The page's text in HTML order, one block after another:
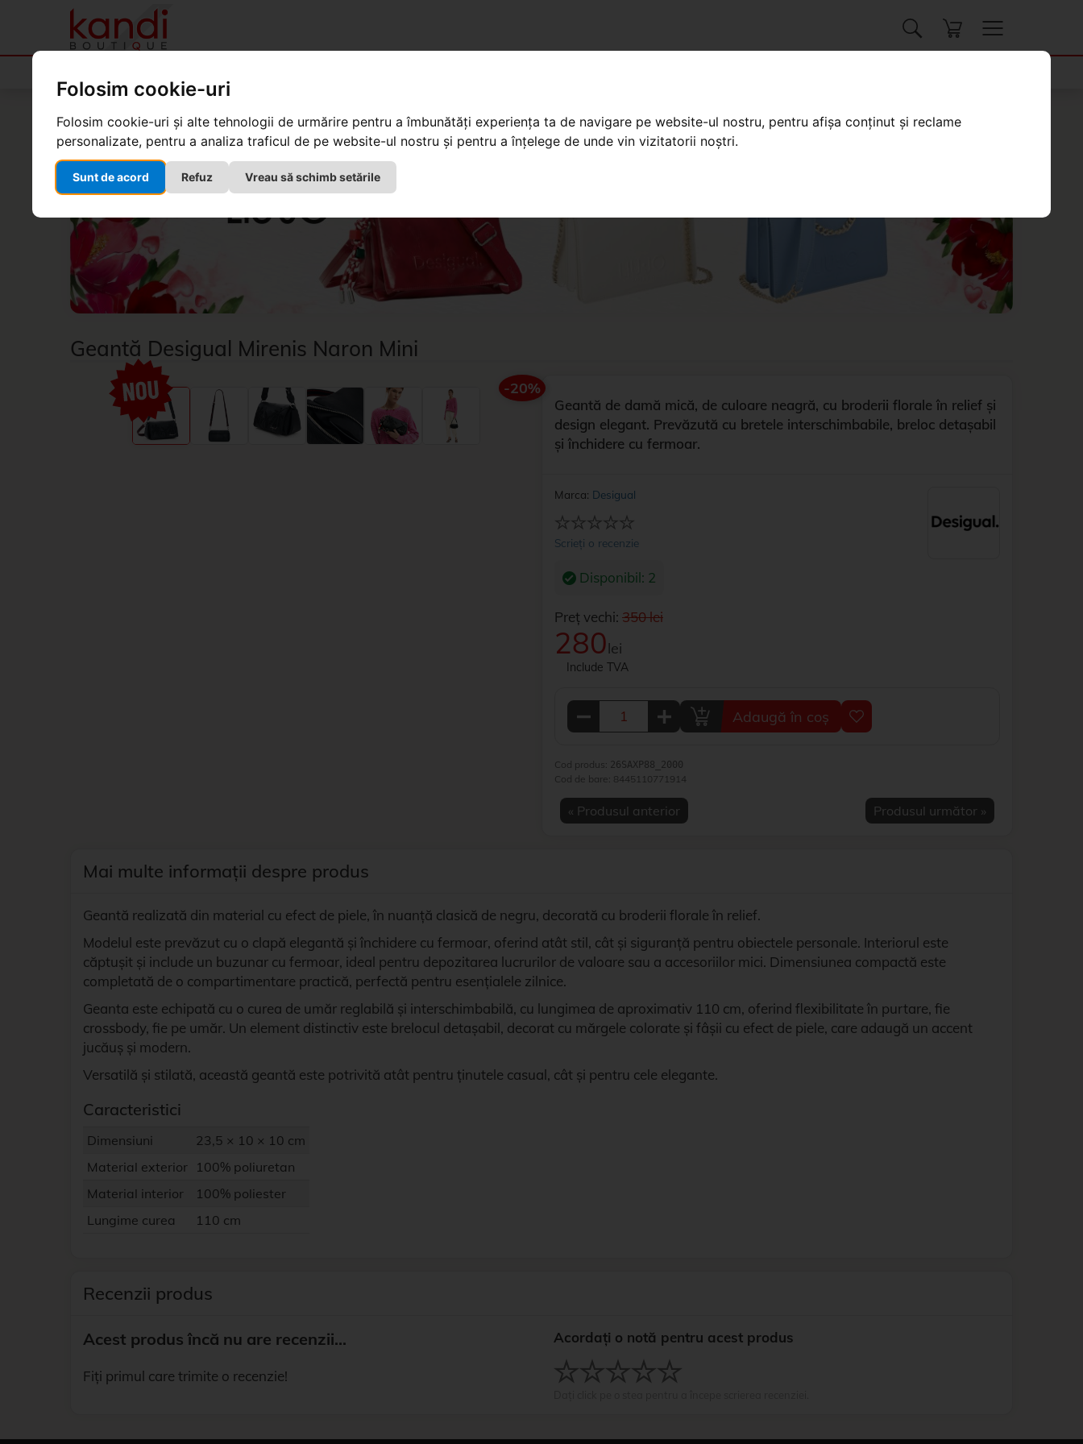
Folosim cookie-uri
Folosim cookie-uri și alte tehnologii de urmărire pentru a îmbunătăți experiența ta de navigare pe website-ul nostru, pentru afișa conținut și reclame
personalizate, pentru a analiza traficul de pe website-ul nostru și pentru a înțelege de unde vin vizitatorii noștri.
Sunt de acord Refuz Vreau să schimb setările
Kandi Boutique Produse
Geantă Desigual Mirenis Naron Mini
-20%
Geantă de damă mică, de culoare neagră, cu broderii florale în relief și
design elegant. Prevăzută cu bretele interschimbabile, breloc detașabil
și închidere cu fermoar.
Marca: Desigual
Scrieți o recenzie
Disponibil: 2
Preț vechi: 350 lei
280lei
Include TVA
Adaugă în coș
Cod produs: 26SAXP88_2000
Cod de bare: 8445110771914
« Produsul anterior Produsul următor »
Mai multe informații despre produs
Geantă realizată din material cu efect de piele, în nuanță clasică de negru, decorată cu broderii florale în relief.
Modelul este prevăzut cu o clapă elegantă și închidere cu fermoar, oferind atât stil, cât și siguranță pentru obiectele personale. Interiorul este
căptușit și include un buzunar cu fermoar, ideal pentru depozitarea lucrurilor de valoare sau a accesoriilor mici. Dimensiunea compactă este
completată de o compartimentare practică, perfectă pentru esențialele zilnice.
Geanta este echipată cu o curea de umăr reglabilă și interschimbabilă, cu lungimea de aproximativ 110 cm, oferind flexibilitate în purtare, fie
crossbody, fie pe umăr. Un element distinctiv este brelocul detașabil, decorat cu mărgele colorate și fâșii cu efect de piele, care adaugă un accent
jucăuș și modern.
Versatilă și stilată, această geantă este potrivită atât pentru ținutele casual, cât și pentru cele elegante.
Caracteristici
Dimensiuni
23,5 × 10 × 10 cm
Material exterior 100% poliuretan
Material interior
100% poliester
Lungime curea
110 cm
Recenzii produs
Acest produs încă nu are recenzii...
Fiți primul care trimite o recenzie!
Acordați o notă pentru acest produs